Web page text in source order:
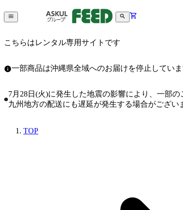
こちらはレンタル専用サイトです
一部商品は沖縄県全域へのお届けを停止してい
7月28日(火)に発生した地震の影響により、一部
九州地方の配送にも遅延が発生する場合がござい
TOP